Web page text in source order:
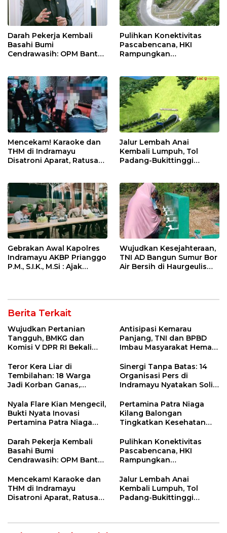
Darah Pekerja Kembali
Basahi Bumi
Cendrawasih: OPM Bantai
Pulihkan Konektivitas
Pascabencana, HKI
Rampungkan
Mencekam! Karaoke dan
THM di Indramayu
Disatroni Aparat, Ratusan
Jalur Lembah Anai
Kembali Lumpuh, Tol
Padang-Bukittinggi
Gebrakan Awal Kapolres
Indramayu AKBP Prianggo
P.M., S.I.K., M.Si : Ajak
Wujudkan Kesejahteraan,
TNI AD Bangun Sumur Bor
Air Bersih di Haurgeulis
Berita Terkait
Wujudkan Pertanian
Tangguh, BMKG dan
Komisi V DPR RI Bekali
Sekolah Lapang Iklim
Antisipasi Kemarau
Panjang, TNI dan BPBD
Imbau Masyarakat Hemat
Kebakaran
Teror Kera Liar di
Tembilahan: 18 Warga
Jadi Korban Ganas,
12 Jahitan!
Sinergi Tanpa Batas: 14
Organisasi Pers di
Indramayu Nyatakan Solid
Nyala Flare Kian Mengecil,
Bukti Nyata Inovasi
Pertamina Patra Niaga
Net Zero Emission 2060
Pertamina Patra Niaga
Kilang Balongan
Tingkatkan Kesehatan
Pemeriksaan Kesehatan
Rutin dan Edukasi
Perawatan Gigi
Darah Pekerja Kembali
Basahi Bumi
Cendrawasih: OPM Bantai
di Tolikara!
Pulihkan Konektivitas
Pascabencana, HKI
Rampungkan
Lembah Anai dan Malalak
Mencekam! Karaoke dan
THM di Indramayu
Disatroni Aparat, Ratusan
Jalur Lembah Anai
Kembali Lumpuh, Tol
Padang-Bukittinggi